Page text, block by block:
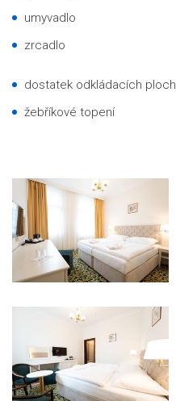
umyvadlo
zrcadlo
dostatek odkládacích ploch
žebříkové topení